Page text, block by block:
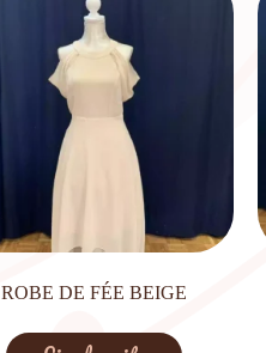
ROBE DE FÉE BEIGE